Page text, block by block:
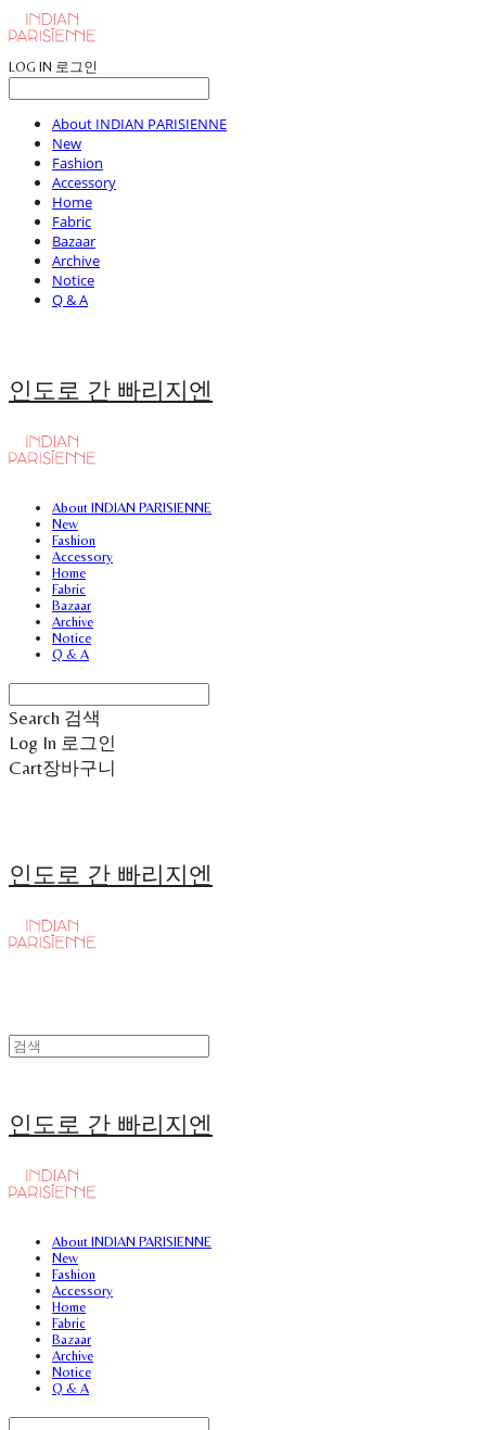
LOG IN 로그인
About INDIAN PARISIENNE
New
Fashion
Accessory
Home
Fabric
Bazaar
Archive
Notice
Q & A
인도로 간 빠리지엔
About INDIAN PARISIENNE
New
Fashion
Accessory
Home
Fabric
Bazaar
Archive
Notice
Q & A
Search 검색
Log In 로그인
Cart장바구니
인도로 간 빠리지엔
인도로 간 빠리지엔
About INDIAN PARISIENNE
New
Fashion
Accessory
Home
Fabric
Bazaar
Archive
Notice
Q & A